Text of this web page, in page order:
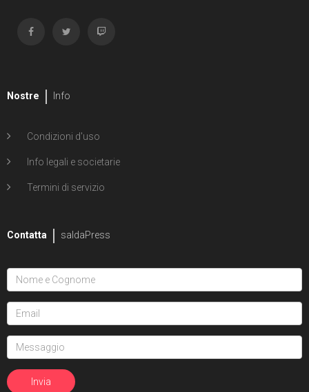
Nostre Info
Condizioni d'uso
Info legali e societarie
Termini di servizio
Contatta saldaPress